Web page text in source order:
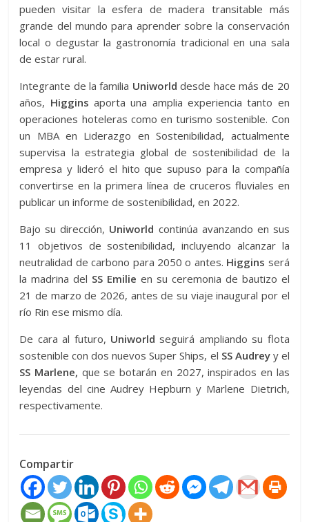
pueden visitar la esfera de madera transitable más
grande del mundo para aprender sobre la conservación
local o degustar la gastronomía tradicional en una sala
de estar rural.
Integrante de la familia Uniworld desde hace más de 20
años, Higgins aporta una amplia experiencia tanto en
operaciones hoteleras como en turismo sostenible. Con
un MBA en Liderazgo en Sostenibilidad, actualmente
supervisa la estrategia global de sostenibilidad de la
empresa y lideró el hito que supuso para la compañía
convertirse en la primera línea de cruceros fluviales en
publicar un informe de sostenibilidad, en 2022.
Bajo su dirección, Uniworld continúa avanzando en sus
11 objetivos de sostenibilidad, incluyendo alcanzar la
neutralidad de carbono para 2050 o antes. Higgins será
la madrina del SS Emilie en su ceremonia de bautizo el
21 de marzo de 2026, antes de su viaje inaugural por el
río Rin ese mismo día.
De cara al futuro, Uniworld seguirá ampliando su flota
sostenible con dos nuevos Super Ships, el SS Audreyy el
SS Marlene, que se botarán en 2027, inspirados en las
leyendas del cine Audrey Hepburn y Marlene Dietrich,
respectivamente.
Compartir